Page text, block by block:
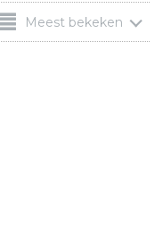
Meest bekeken